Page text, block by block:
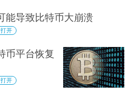
能导致比特币大崩溃
开
币平台恢复
开